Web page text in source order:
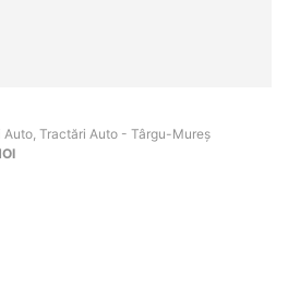
Tractări Auto - Târgu-Mureş